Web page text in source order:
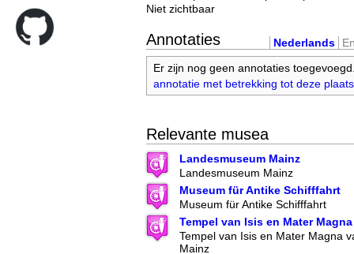
Niet zichtbaar
Annotaties Nederlands
Er zijn nog geen annotaties
annotatie met betrekking tot deze
Relevante musea
Landesmuseum Mainz
Landesmuseum Mainz
Museum für Antike Schifffahrt
Museum für Antike Schifffahrt
Tempel van Isis en Mater Magna
Tempel van Isis en Mater Magna
Mainz